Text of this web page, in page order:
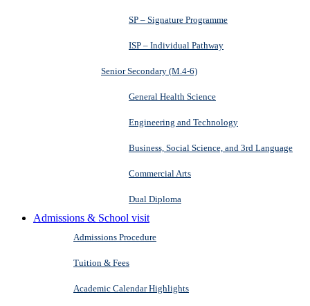
SP – Signature Programme
ISP – Individual Pathway
Senior Secondary (M.4-6)
General Health Science
Engineering and Technology
Business, Social Science, and 3rd Language
Commercial Arts
Dual Diploma
Admissions & School visit
Admissions Procedure
Tuition & Fees
Academic Calendar Highlights